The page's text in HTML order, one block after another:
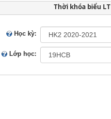
Thời khóa biểu LT
Học kỳ:
Lớp học: